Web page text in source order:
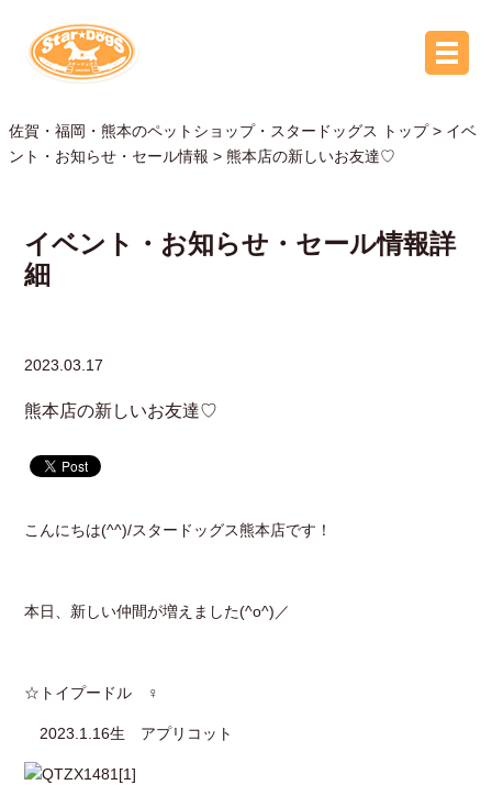
佐賀・福岡・熊本のペットショップ・スタードッグス トップ > イベ
ント・お知らせ・セール情報 > 熊本店の新しいお友達♡
イベント・お知らせ・セール情報詳
細
2023.03.17
熊本店の新しいお友達♡
こんにちは(^^)/スタードッグス熊本店です！
本日、新しい仲間が増えました(^o^)／
☆トイプードル ♀
2023.1.16生 アプリコット